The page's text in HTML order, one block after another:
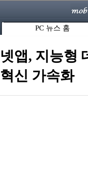
PC 뉴스 홈
넷앱, 지능형
혁신 가속화